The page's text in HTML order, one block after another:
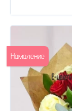
Намаление